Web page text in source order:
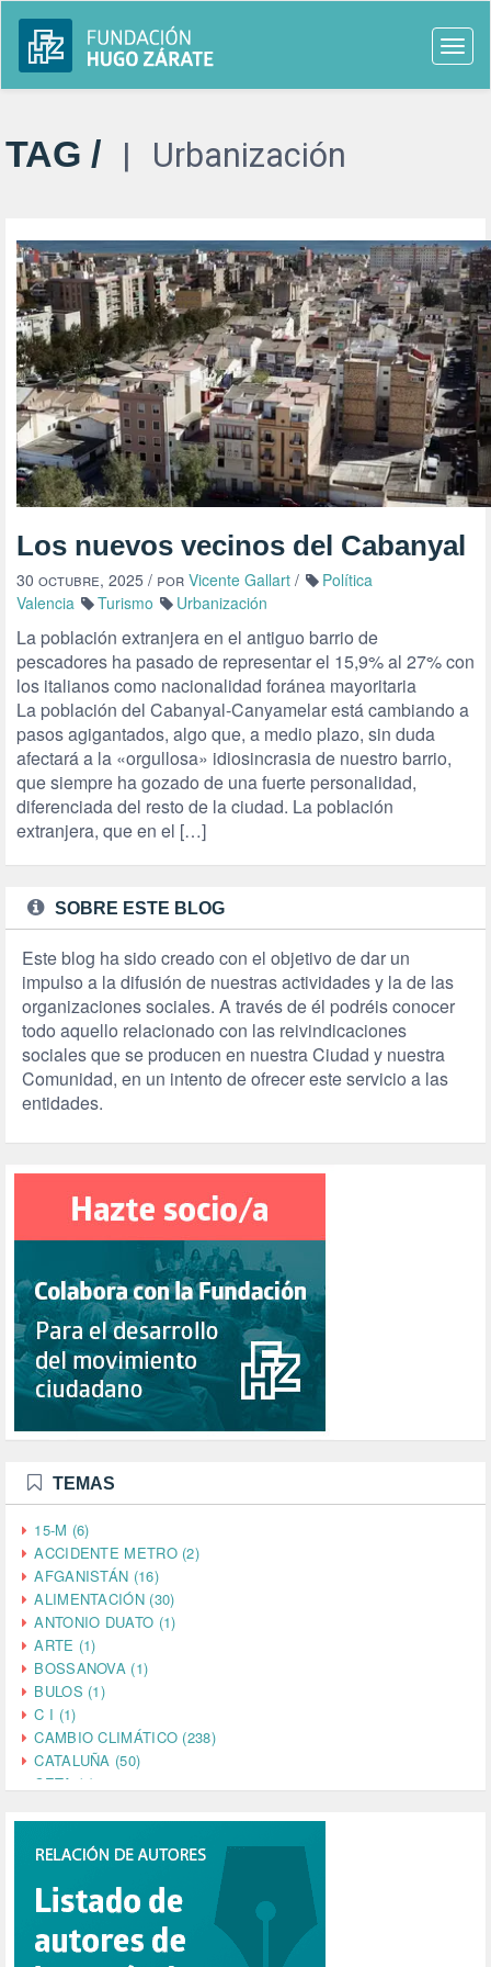
TAG / Urbanización
Los nuevos vecinos del Cabanyal
30 octubre, 2025 / por Vicente Gallart /
Política
Valencia
Turismo Urbanización
La población extranjera en el antiguo barrio de
pescadores ha pasado de representar el 15,9% al 27% con
los italianos como nacionalidad foránea mayoritaria
La población del Cabanyal-Canyamelar está cambiando a
pasos agigantados, algo que, a medio plazo, sin duda
afectará a la «orgullosa» idiosincrasia de nuestro barrio,
que siempre ha gozado de una fuerte personalidad,
diferenciada del resto de la ciudad. La población
extranjera, que en el […]
SOBRE ESTE BLOG
Este blog ha sido creado con el objetivo de dar un
impulso a la difusión de nuestras actividades y la de las
organizaciones sociales. A través de él podréis conocer
todo aquello relacionado con las reivindicaciones
sociales que se producen en nuestra Ciudad y nuestra
Comunidad, en un intento de ofrecer este servicio a las
entidades.
TEMAS
15-M (6)
ACCIDENTE METRO (2)
AFGANISTÁN (16)
ALIMENTACIÓN (30)
ANTONIO DUATO (1)
ARTE (1)
BOSSANOVA (1)
BULOS (1)
C I (1)
CAMBIO CLIMÁTICO (238)
CATALUÑA (50)
CETA (2)
CINE (35)
COMPROMISO (2)
CONFERENCIA (1)
CONSUMO (1)